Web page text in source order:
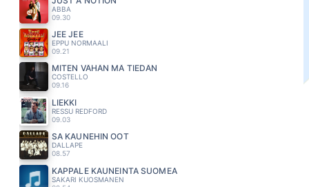
ABBA
09.30
JEE JEE
EPPU NORMAALI
09.21
MITEN VÄHÄN MÄ TIEDÄN
COSTELLO
09.16
LIEKKI
RESSU REDFORD
09.03
SA KAUNEHIN OOT
DALLAPE
08.57
KAPPALE KAUNEINTA SUOMEA
SAKARI KUOSMANEN